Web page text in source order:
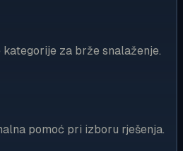
za brže snalaženje.
pomoć pri izboru rješenja.